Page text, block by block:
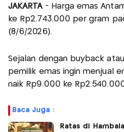
JAKARTA- Harga emas
ke Rp2.743.000 per gram
(8/6/2026).
Sejalan dengan buyback
pemilik emas ingin menjual
naik Rp9.000 ke
Baca Juga :
Ratas di